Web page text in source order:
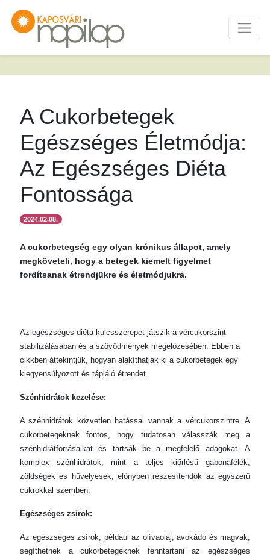
A Cukorbetegek
Egészséges Életmódja:
Az Egészséges Diéta
Fontossága
2024.02.08.
A cukorbetegség egy olyan krónikus állapot, amely
megköveteli, hogy a betegek kiemelt figyelmet
fordítsanak étrendjükre és életmódjukra.
Az egészséges diéta kulcsszerepet játszik a vércukorszint
stabilizálásában és a szövődmények megelőzésében. Ebben a
cikkben áttekintjük, hogyan alakíthatják ki a cukorbetegek egy
kiegyensúlyozott és tápláló étrendet.
Szénhidrátok kezelése:
A szénhidrátok közvetlen hatással vannak a vércukorszintre. A
cukorbetegeknek fontos, hogy tudatosan válasszák meg a
szénhidrátforrásaikat és tartsák be a megfelelő adagokat. A
komplex szénhidrátok, mint a teljes kiőrlésű gabonafélék,
zöldségek és hüvelyesek, előnyben részesítendők az egyszerű
cukrokkal szemben.
Egészséges zsírok:
Az egészséges zsírok, például az olívaolaj, avokádó és magvak,
segíthetnek a cukorbetegeknek fenntartani az egészséges